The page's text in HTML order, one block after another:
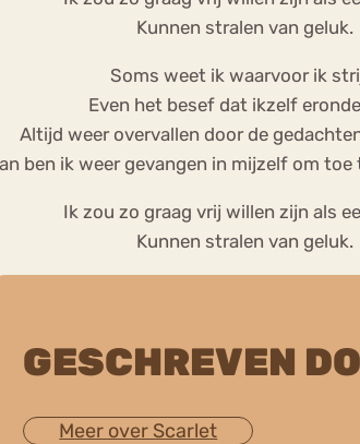
Kunnen stralen van geluk.
Soms weet ik waarvoor ik
Even het besef dat ikzelf
Altijd weer overvallen door de
ben ik weer gevangen in mijzelf om toe
Ik zou zo graag vrij willen zijn als
Kunnen stralen van geluk.
GESCHREVEN
Meer over Scarlet